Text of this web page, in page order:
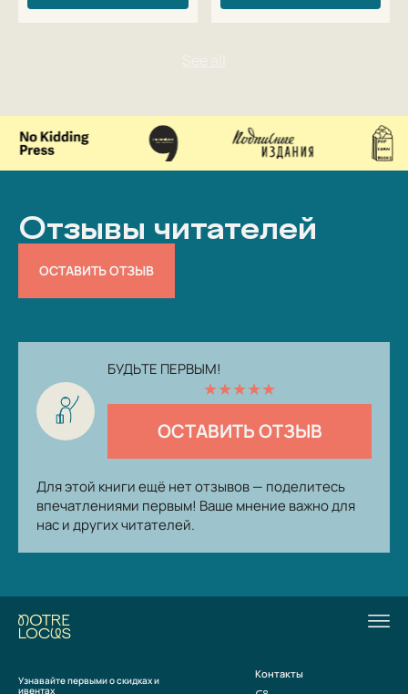
Отзывы читателей
ОСТАВИТЬ ОТЗЫВ
БУДЬТЕ ПЕРВЫМ!
★★★★★
ОСТАВИТЬ ОТЗЫВ
Для этой книги ещё нет отзывов — поделитесь
впечатлениями первым! Ваше мнение важно для
нас и других читателей.
Узнавайте первыми о скидках и
ивентах
Контакты